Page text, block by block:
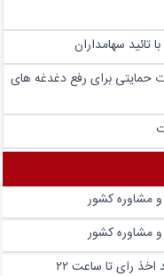
حمایتی برای رفع دغدغه های
مشاوره کشور
مشاوره کشور